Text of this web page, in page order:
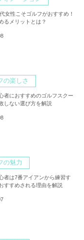
女性こそゴルフがおすすめ！
るメリットとは？
の楽しさ
者におすすめのゴルフスクー
しない選び方を解説
の魅力
者は7番アイアンから練習す
すすめされる理由を解説